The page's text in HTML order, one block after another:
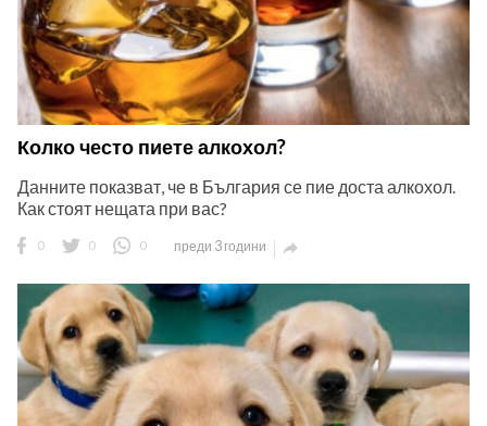
Колко често пиете алкохол?
Данните показват, че в България се пие доста алкохол.
Как стоят нещата при вас?
0 0 0 преди 3 години 